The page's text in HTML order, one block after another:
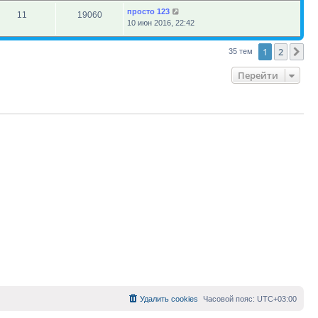
11 19060
просто 123
10 июн 2016, 22:42
35 тем 1 2
Перейти
Часовой пояс: UTC+03:00
Удалить cookies